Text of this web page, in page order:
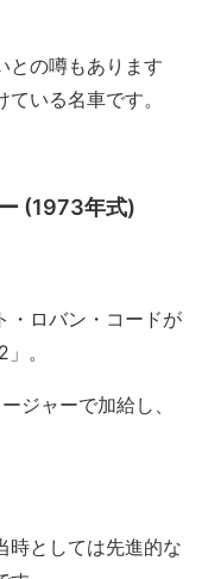
との噂もあります
いる名車です。
(1973年式)
・ロバン・コードが
。
ジャーで加給し、
時としては先進的な